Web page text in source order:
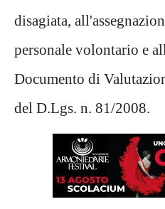
disagiata,
personale volontario e
Documento di
del D.Lgs. n. 81/2008.